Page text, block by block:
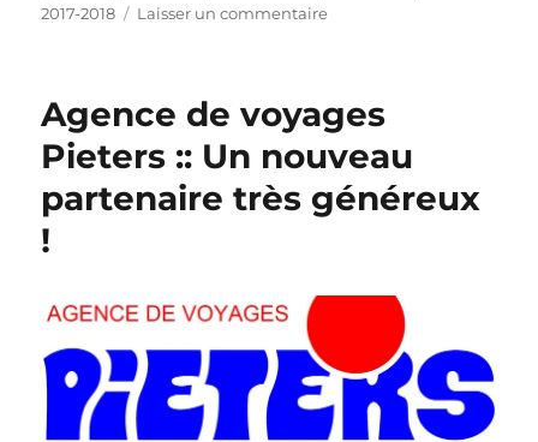
le
2017-2018
Laisser un commentairesur
droite
avant
la
finale
Agence de voyages
Pieters :: Un nouveau
partenaire très généreux
!